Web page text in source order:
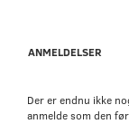
ANMELDELSER
Der er endnu ikke
anmelde som den